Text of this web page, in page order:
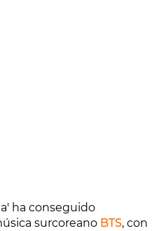
ha conseguido
surcoreano BTS, con